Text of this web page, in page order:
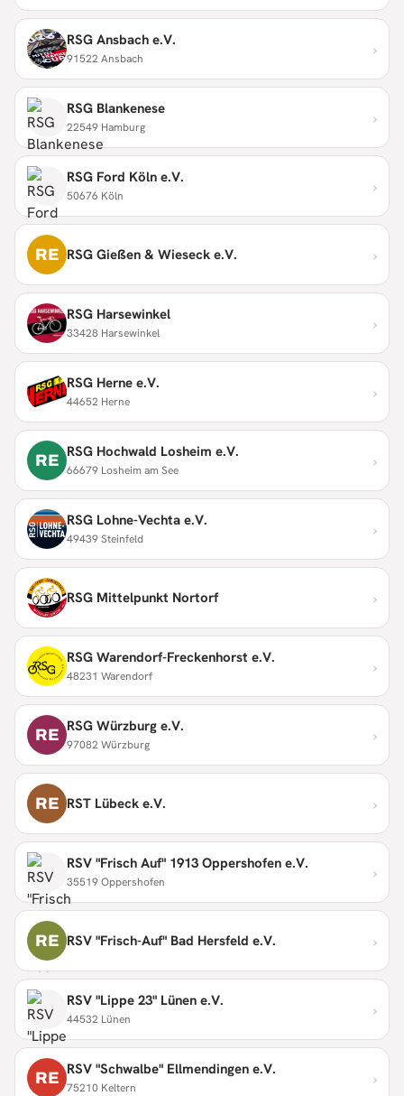
RSG Ansbach e.V.
91522 Ansbach ›
RSG Blankenese
22549 Hamburg ›
RSG Ford Köln e.V.
50676 Köln ›
RE RSG Gießen & Wieseck e.V. ›
RSG Harsewinkel
33428 Harsewinkel ›
RSG Herne e.V.
44652 Herne ›
RE RSG Hochwald Losheim e.V.
66679 Losheim am See ›
RSG Lohne-Vechta e.V.
49439 Steinfeld ›
RSG Mittelpunkt Nortorf ›
RSG Warendorf-Freckenhorst e.V.
48231 Warendorf ›
RE RSG Würzburg e.V.
97082 Würzburg ›
RE RST Lübeck e.V. ›
RSV "Frisch Auf" 1913 Oppershofen e.V.
35519 Oppershofen ›
RE RSV "Frisch-Auf" Bad Hersfeld e.V. ›
RSV "Lippe 23" Lünen e.V.
44532 Lünen ›
RE RSV "Schwalbe" Ellmendingen e.V.
75210 Keltern ›